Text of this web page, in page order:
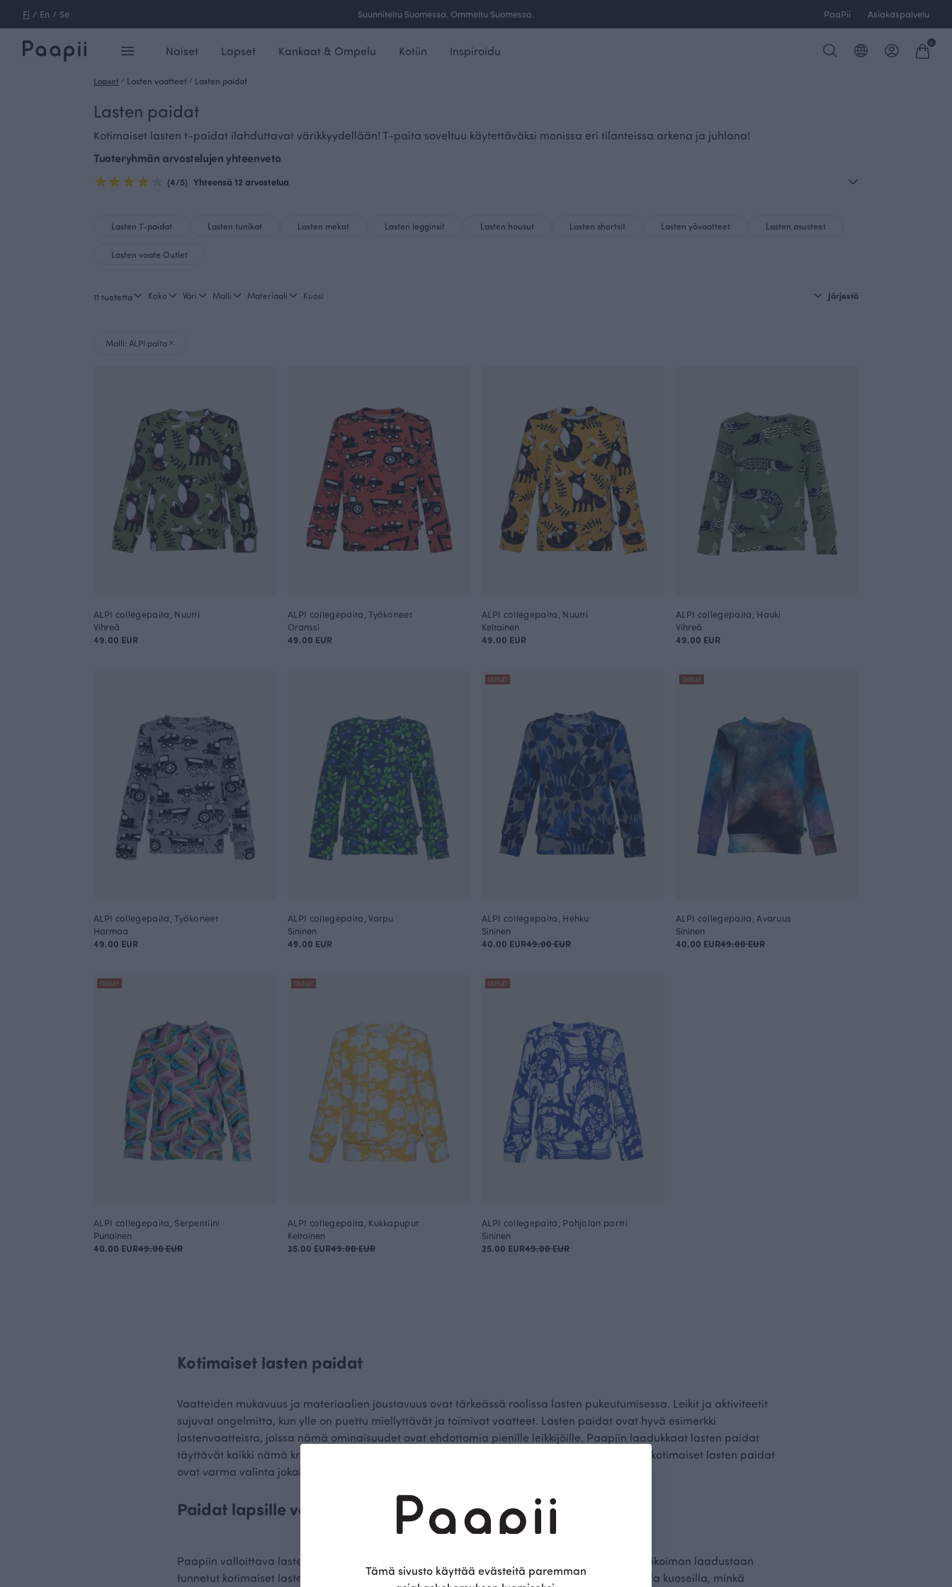
Fi / En / Se Suunniteltu Suomessa. Ommeltu Suomessa. PaaPii Asiakaspalvelu
Naiset Lapset Kankaat & Ompelu Kotiin Inspiroidu
0
Lapset / Lasten vaatteet / Lasten paidat
Lasten paidat
Kotimaiset lasten t-paidat ilahduttavat värikkyydellään! T-paita soveltuu käytettäväksi monissa eri tilanteissa arkena ja juhlana!
Tuoteryhmän arvostelujen yhteenveto
(4/5) Yhteensä 12 arvostelua
Lasten T-paidat Lasten tunikat Lasten mekot Lasten legginsit Lasten housut Lasten shortsit Lasten yövaatteet Lasten asusteet
Lasten vaate Outlet
11 tuotetta Koko Väri Malli Materiaali Kuosi Järjestä
Malli: ALPI paita
ALPI collegepaita, Nuutti
Vihreä
49.00 EUR
ALPI collegepaita, Työkoneet
Oranssi
49.00 EUR
ALPI collegepaita, Nuutti
Keltainen
49.00 EUR
ALPI collegepaita, Hauki
Vihreä
49.00 EUR
ALPI collegepaita, Työkoneet
Harmaa
49.00 EUR
ALPI collegepaita, Varpu
Sininen
49.00 EUR
OUTLET
ALPI collegepaita, Hehku
Sininen
40.00 EUR49.00 EUR
OUTLET
ALPI collegepaita, Avaruus
Sininen
40.00 EUR49.00 EUR
OUTLET
ALPI collegepaita, Serpentiini
Punainen
40.00 EUR49.00 EUR
OUTLET
ALPI collegepaita, Kukkapuput
Keltainen
35.00 EUR49.00 EUR
OUTLET
ALPI collegepaita, Pohjolan portti
Sininen
25.00 EUR49.00 EUR
Kotimaiset lasten paidat
Vaatteiden mukavuus ja materiaalien joustavuus ovat tärkeässä roolissa lasten pukeutumisessa. Leikit ja aktiviteetit
sujuvat ongelmitta, kun ylle on puettu miellyttävät ja toimivat vaatteet. Lasten paidat ovat hyvä esimerkki
lastenvaatteista, joissa nämä ominaisuudet ovat ehdottomia pienille leikkijöille. Paapiin laadukkaat lasten paidat
täyttävät kaikki nämä kriteerit ja kaiken lisäksi ne tarjoavat erinomaisen istuvuuden. Paapiin kotimaiset lasten paidat
ovat varma valinta jokaiselle laatua, mukavuutta ja kotimaisuutta arvostavalle.
Paidat lapsille valloittavana väri- ja kuosivalikoimana
Paapiin valloittava lastenvaatteiden mallisto innostaa jokaista lasta leikkien pariin. Vaatevalikoiman laadustaan
tunnetut kotimaiset lasten paidat on kuvitettu muun muassa erilaisilla eläin- ja luontoaiheisilla kuoseilla, minkä
Tämä sivusto käyttää evästeitä paremman